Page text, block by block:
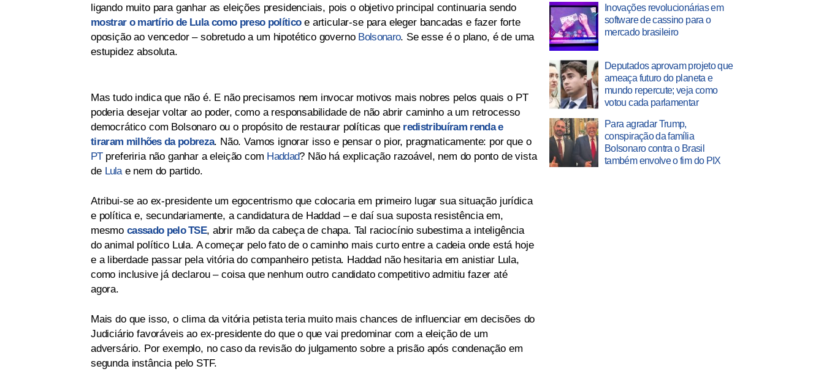
ligando muito para ganhar as eleições presidenciais, pois o objetivo principal continuaria sendo
mostrar o martírio de Lula como preso políticoe articular-se para eleger bancadas e fazer forte
oposição ao vencedor – sobretudo a um hipotético governo Bolsonaro. Se esse é o plano, é de uma
estupidez absoluta.
Mas tudo indica que não é. E não precisamos nem invocar motivos mais nobres pelos quais o PT
poderia desejar voltar ao poder, como a responsabilidade de não abrir caminho a um retrocesso
democrático com Bolsonaro ou o propósito de restaurar políticas que redistribuíram renda e
tiraram milhões da pobreza. Não. Vamos ignorar isso e pensar o pior, pragmaticamente: por que o
PTpreferiria não ganhar a eleição com Haddad? Não há explicação razoável, nem do ponto de vista
de Lulae nem do partido.
Atribui-se ao ex-presidente um egocentrismo que colocaria em primeiro lugar sua situação jurídica
e política e, secundariamente, a candidatura de Haddad – e daí sua suposta resistência em,
mesmo cassado pelo TSE, abrir mão da cabeça de chapa. Tal raciocínio subestima a inteligência
do animal político Lula. A começar pelo fato de o caminho mais curto entre a cadeia onde está hoje
e a liberdade passar pela vitória do companheiro petista. Haddad não hesitaria em anistiar Lula,
como inclusive já declarou – coisa que nenhum outro candidato competitivo admitiu fazer até
agora.
Mais do que isso, o clima da vitória petista teria muito mais chances de influenciar em decisões do
Judiciário favoráveis ao ex-presidente do que o que vai predominar com a eleição de um
adversário. Por exemplo, no caso da revisão do julgamento sobre a prisão após condenação em
segunda instância pelo STF.
Inovações revolucionárias em
software de cassino para o
mercado brasileiro
Deputados aprovam projeto que
ameaça futuro do planeta e
mundo repercute; veja como
votou cada parlamentar
Para agradar Trump,
conspiração da família
Bolsonaro contra o Brasil
também envolve o fim do PIX